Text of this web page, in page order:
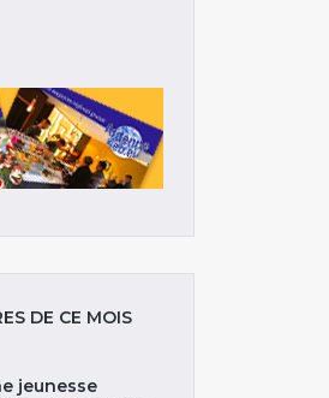
DE CE MOIS
jeunesse